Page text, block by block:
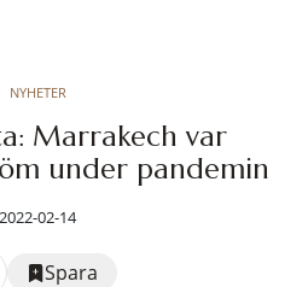
NYHETER
Marrakech var
under pandemin
2022-02-14
Spara